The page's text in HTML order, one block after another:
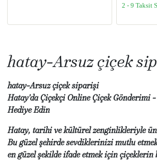
2 - 9 Taksit
hatay-Arsuz çiçek
hatay-Arsuz çiçek siparişi
Hatay'da Çiçekçi Online Çiçek Gönderimi -
Hediye Edin
Hatay, tarihi ve kültürel zenginlikleriyle
Bu güzel şehirde sevdiklerinizi mutlu
en güzel şekilde ifade etmek için çiçeklerin